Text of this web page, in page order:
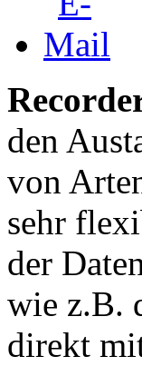
den
von
sehr
der
wie z.B.
direkt